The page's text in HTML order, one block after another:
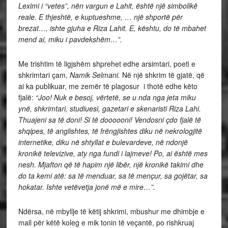
Leximi i “vetes”, nën vargun e Lahit, është një simbolikë
reale. E thjeshtë, e kuptueshme, … një shportë për
brezat…, ishte gjuha e Riza Lahit. E, kështu, do të mbahet
mend ai, miku i pavdekshëm…”.
Me trishtim të ligjshëm shprehet edhe arsimtari, poeti e
shkrimtari çam, Namik Selmani. Në një shkrim të gjatë, që
ai ka publikuar, me zemër të plagosur i thotë edhe këto
fjalë: “Joo! Nuk e besoj, vërtetë, se u nda nga jeta miku
ynë, shkrimtari, studiuesi, gazetari e skenaristi Riza Lahi.
Thuajeni sa të doni! Si të doooooni! Vendosni çdo fjalë të
shqipes, të anglishtes, të frëngjishtes diku në nekrologjitë
internetike, diku në shtyllat e bulevardeve, në ndonjë
kronikë televizive, aty nga fundi i lajmeve! Po, ai është mes
nesh. Mjafton që të hapim një libër, një kronikë takimi dhe
do ta kemi atë: sa të menduar, sa të mençur, sa gojëtar, sa
hokatar. Ishte vetëvetja jonë më e mire…”.
Ndërsa, në mbyllje të këtij shkrimi, mbushur me dhimbje e
mall për këtë koleg e mik tonin të veçantë, po rishkruaj